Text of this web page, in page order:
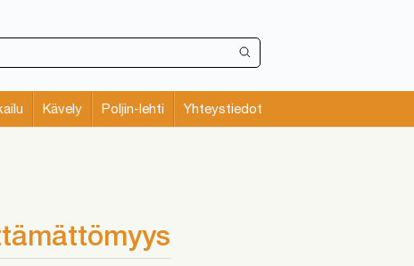
Kävely Poljin-lehti Yhteystiedot